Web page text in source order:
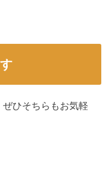
ひそちらもお気軽